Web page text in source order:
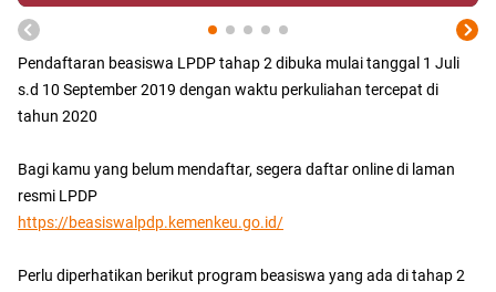
Pendaftaran beasiswa LPDP tahap 2 dibuka mulai tanggal 1 Juli
s.d 10 September 2019 dengan waktu perkuliahan tercepat di
tahun 2020
Bagi kamu yang belum mendaftar, segera daftar online di laman
resmi LPDP
https://beasiswalpdp.kemenkeu.go.id/
Perlu diperhatikan berikut program beasiswa yang ada di tahap 2